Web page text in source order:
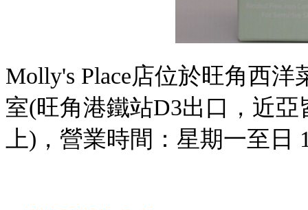
Molly's Place店位於旺角西洋
室(旺角港鐵站D3出口，近亞
上)，營業時間： 星期一至日